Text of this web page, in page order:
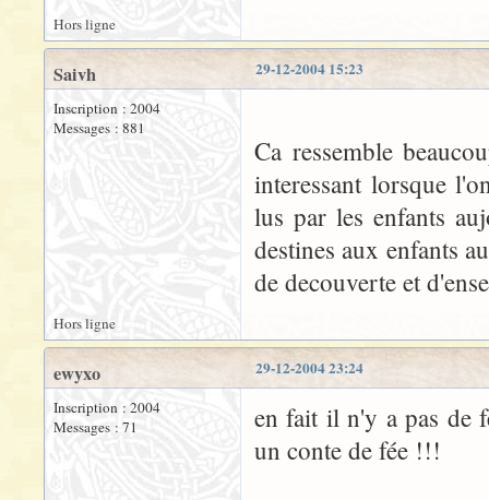
Hors ligne
29-12-2004 15:23
Saivh
Inscription : 2004
Messages : 881
Ca ressemble
interessant lorsque
lus par les enfants
destines aux enfants
de decouverte et
Hors ligne
29-12-2004 23:24
ewyxo
Inscription : 2004
Messages : 71
en fait il n'y a pas de
un conte de fée !!!